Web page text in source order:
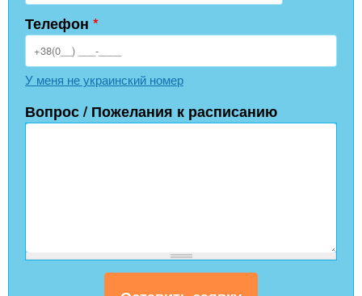
Телефон *
У меня не украинский номер
Вопрос / Пожелания к расписанию